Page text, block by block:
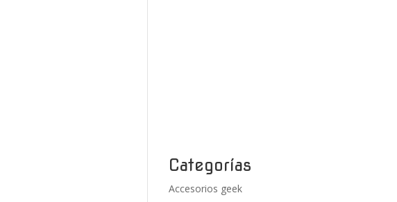
Categorías
Accesorios geek